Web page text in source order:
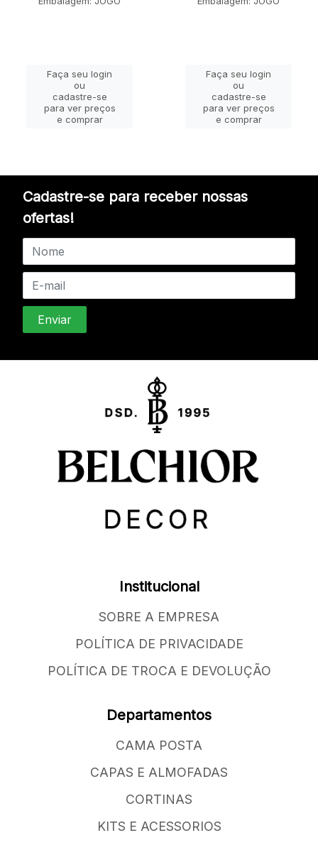
Faça seu login
ou
cadastre-se
para ver preços
e comprar
Faça seu login
ou
cadastre-se
para ver preços
e comprar
Cadastre-se para receber nossas
ofertas!
Institucional
SOBRE A EMPRESA
POLÍTICA DE PRIVACIDADE
POLÍTICA DE TROCA E DEVOLUÇÃO
Departamentos
CAMA POSTA
CAPAS E ALMOFADAS
CORTINAS
KITS E ACESSORIOS